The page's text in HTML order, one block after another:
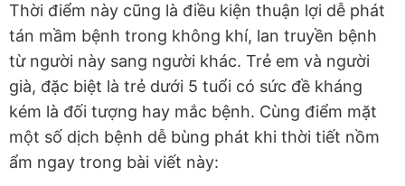
Thời điểm này cũng là điều kiện thuận lợi dễ phát
tán mầm bệnh trong không khí, lan truyền bệnh
từ người này sang người khác. Trẻ em và người
già, đặc biệt là trẻ dưới 5 tuổi có sức đề kháng
kém là đối tượng hay mắc bệnh. Cùng điểm mặt
một số dịch bệnh dễ bùng phát khi thời tiết nồm
ẩm ngay trong bài viết này: